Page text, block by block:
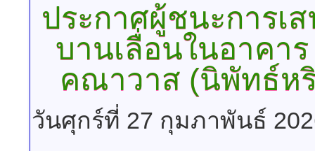
ประกาศผู้ชนะการเ
บานเลื่อนในอาคา
คณาวาส (นิพัทธ์ห
วันศุกร์ที่ 27 กุมภาพันธ์